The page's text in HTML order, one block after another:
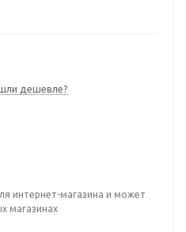
в супы и гуляш.
кожи и замедляет
дешевле?
интернет-магазина и может
магазинах